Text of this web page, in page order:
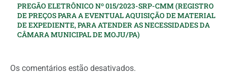
PREGÃO ELETRÔNICO Nº 015/2023-SRP-CMM (REGISTRO
DE PREÇOS PARA A EVENTUAL AQUISIÇÃO DE MATERIAL
DE EXPEDIENTE, PARA ATENDER AS NECESSIDADES DA
CÂMARA MUNICIPAL DE MOJU/PA)
Os comentários estão desativados.